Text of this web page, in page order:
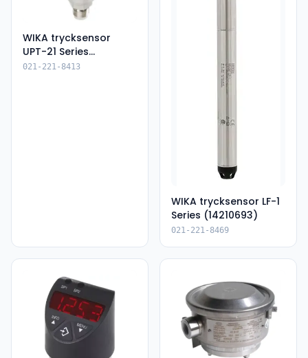
WIKA trycksensor
UPT-21 Series
(14119481)
021-221-8413
WIKA trycksensor LF-1
Series (14210693)
021-221-8469